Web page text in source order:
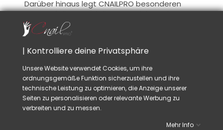
Darüber hinaus legt CNAILPRO besonderen
Wert auf die Formel dieser Produkte, wir
befolgen die geltenden Vorschriften und
garantieren die Gültigkeit unserer Produkte.
gewährleistet werden.
Benutzung :
Diese Farbe mit dem Pinsel, auf dünner Weise,
auf die Basis auftragen (es ist nicht
notwendig, die Schwitzschicht zu entfetten)
| Kontrolliere deine Privatsphäre
Unsere Website verwendet Cookies, um ihre
ordnungsgemäße Funktion sicherzustellen und ihre
technische Leistung zu optimieren, die Anzeige unserer
Seiten zu personalisieren oder relevante Werbung zu
verbreiten und zu messen.
Mehr Info